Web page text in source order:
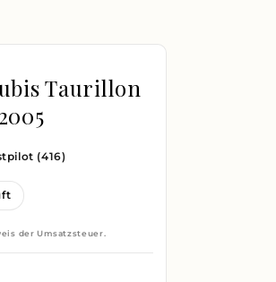
Taurillon
(416)
der Umsatzsteuer.